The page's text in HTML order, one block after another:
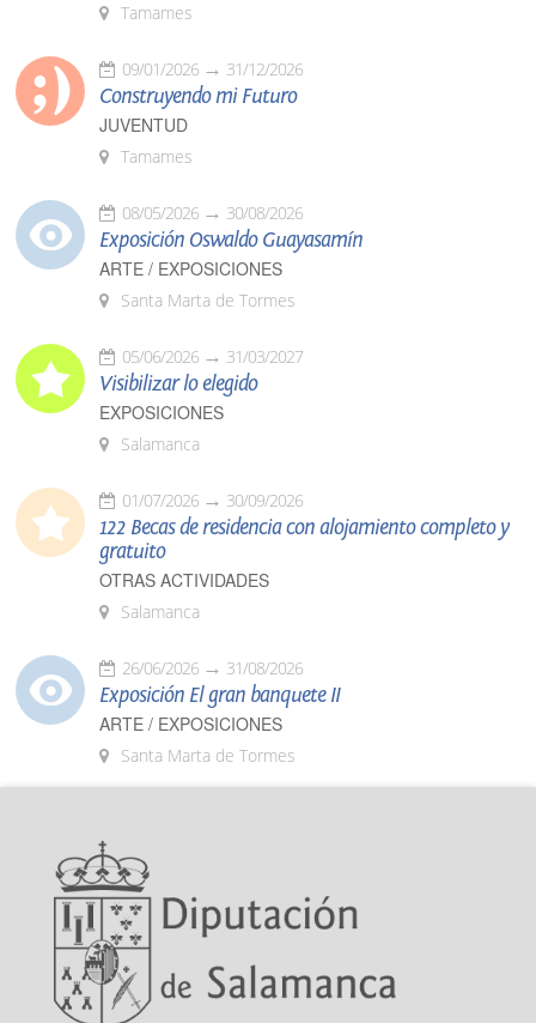
Tamames
09/01/2026 31/12/2026
Construyendo mi Futuro
JUVENTUD
Tamames
08/05/2026 30/08/2026
Exposición Oswaldo Guayasamín
ARTE / EXPOSICIONES
Santa Marta de Tormes
05/06/2026 31/03/2027
Visibilizar lo elegido
EXPOSICIONES
Salamanca
01/07/2026 30/09/2026
122 Becas de residencia con alojamiento completo y
gratuito
OTRAS ACTIVIDADES
Salamanca
26/06/2026 31/08/2026
Exposición El gran banquete II
ARTE / EXPOSICIONES
Santa Marta de Tormes